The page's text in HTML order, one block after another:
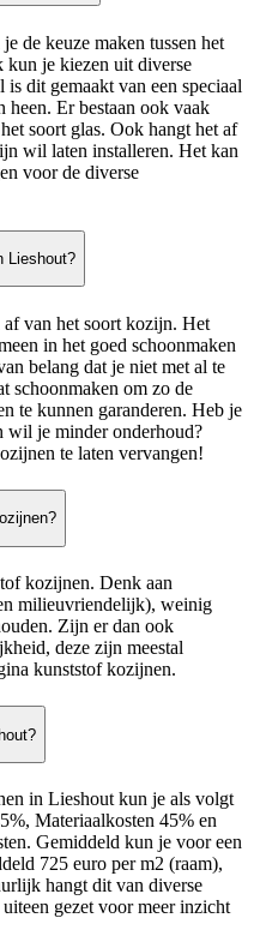
de keuze maken tussen het
kun je kiezen uit diverse
dit gemaakt van een speciaal
Er bestaan ook vaak
soort glas. Ook hangt het af
wil laten installeren. Het kan
voor de diverse
Lieshout?
van het soort kozijn. Het
in het goed schoonmaken
belang dat je niet met al te
schoonmaken om zo de
te kunnen garanderen. Heb je
wil je minder onderhoud?
te laten vervangen!
kozijnen. Denk aan
milieuvriendelijk), weinig
Zijn er dan ook
deze zijn meestal
kunststof kozijnen.
in Lieshout kun je als volgt
Materiaalkosten 45% en
Gemiddeld kun je voor een
725 euro per m2 (raam),
hangt dit van diverse
gezet voor meer inzicht